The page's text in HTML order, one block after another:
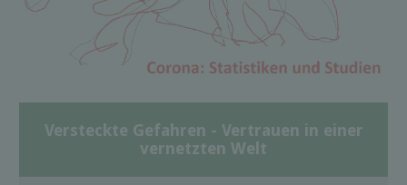
Versteckte Gefahren - Vertrauen in einer
vernetzten Welt